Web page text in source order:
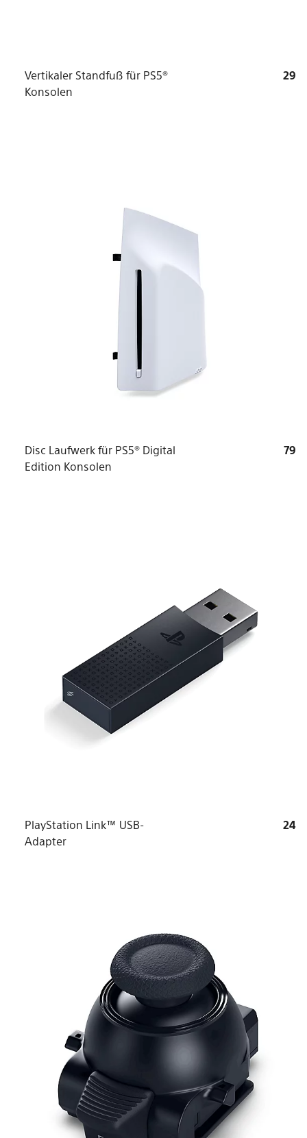
Vertikaler Standfuß für PS5®
Konsolen
29
Disc Laufwerk für PS5® Digital
Edition Konsolen
79
PlayStation Link™ USB-
Adapter
24